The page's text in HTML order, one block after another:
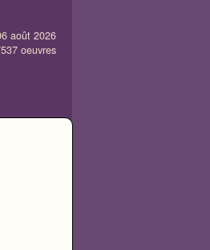
août 2026
oeuvres